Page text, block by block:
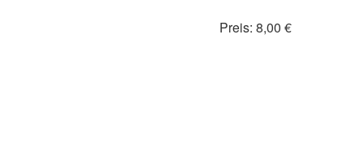
Preis: 8,00 €